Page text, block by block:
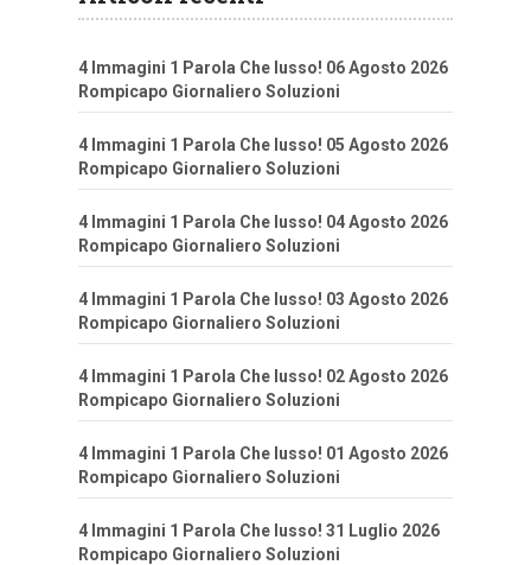
4 Immagini 1 Parola Che lusso! 06 Agosto 2026
Rompicapo Giornaliero Soluzioni
4 Immagini 1 Parola Che lusso! 05 Agosto 2026
Rompicapo Giornaliero Soluzioni
4 Immagini 1 Parola Che lusso! 04 Agosto 2026
Rompicapo Giornaliero Soluzioni
4 Immagini 1 Parola Che lusso! 03 Agosto 2026
Rompicapo Giornaliero Soluzioni
4 Immagini 1 Parola Che lusso! 02 Agosto 2026
Rompicapo Giornaliero Soluzioni
4 Immagini 1 Parola Che lusso! 01 Agosto 2026
Rompicapo Giornaliero Soluzioni
4 Immagini 1 Parola Che lusso! 31 Luglio 2026
Rompicapo Giornaliero Soluzioni